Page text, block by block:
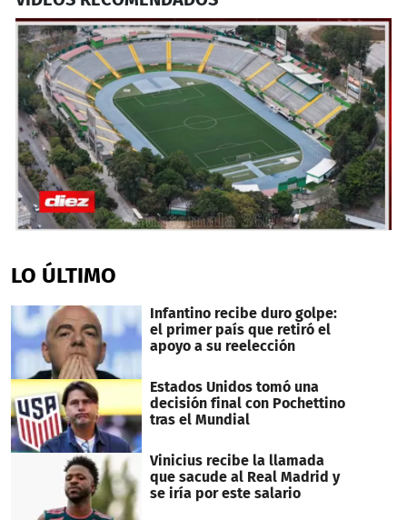
of
5
4
seconds
LO ÚLTIMO
Infantino recibe duro golpe:
el primer país que retiró el
apoyo a su reelección
Estados Unidos tomó una
decisión final con Pochettino
tras el Mundial
Vinicius recibe la llamada
que sacude al Real Madrid y
se iría por este salario